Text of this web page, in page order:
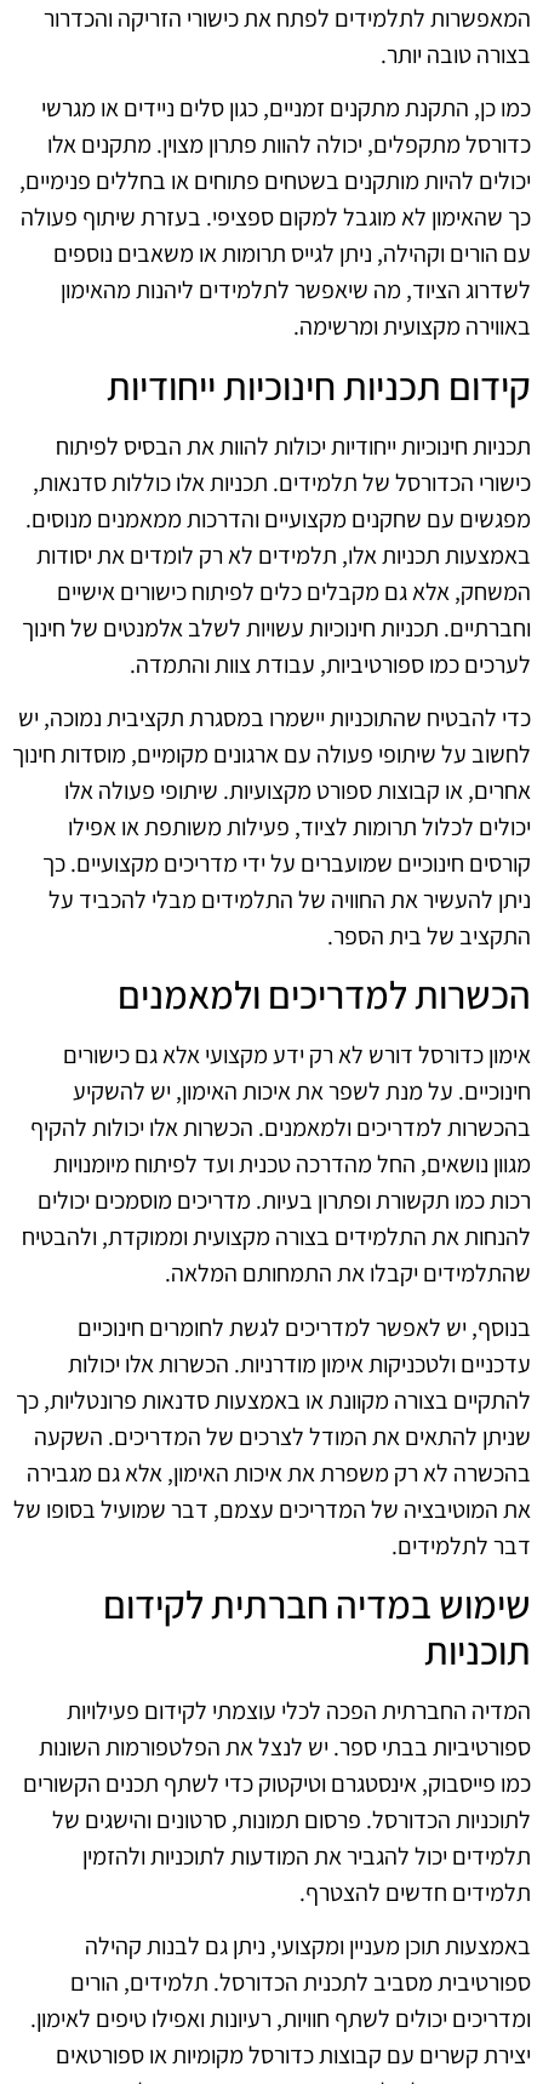
המאפשרות לתלמידים לפתח את כישורי הזריקה והכדרור
בצורה טובה יותר.
כמו כן, התקנת מתקנים זמניים, כגון סלים ניידים או מגרשי
כדורסל מתקפלים, יכולה להוות פתרון מצוין. מתקנים אלו
יכולים להיות מותקנים בשטחים פתוחים או בחללים פנימיים,
כך שהאימון לא מוגבל למקום ספציפי. בעזרת שיתוף פעולה
עם הורים וקהילה, ניתן לגייס תרומות או משאבים נוספים
לשדרוג הציוד, מה שיאפשר לתלמידים ליהנות מהאימון
באווירה מקצועית ומרשימה.
קידום תכניות חינוכיות ייחודיות
תכניות חינוכיות ייחודיות יכולות להוות את הבסיס לפיתוח
כישורי הכדורסל של תלמידים. תכניות אלו כוללות סדנאות,
מפגשים עם שחקנים מקצועיים והדרכות ממאמנים מנוסים.
באמצעות תכניות אלו, תלמידים לא רק לומדים את יסודות
המשחק, אלא גם מקבלים כלים לפיתוח כישורים אישיים
וחברתיים. תכניות חינוכיות עשויות לשלב אלמנטים של חינוך
לערכים כמו ספורטיביות, עבודת צוות והתמדה.
כדי להבטיח שהתוכניות יישמרו במסגרת תקציבית נמוכה, יש
לחשוב על שיתופי פעולה עם ארגונים מקומיים, מוסדות חינוך
אחרים, או קבוצות ספורט מקצועיות. שיתופי פעולה אלו
יכולים לכלול תרומות לציוד, פעילות משותפת או אפילו
קורסים חינוכיים שמועברים על ידי מדריכים מקצועיים. כך
ניתן להעשיר את החוויה של התלמידים מבלי להכביד על
התקציב של בית הספר.
הכשרות למדריכים ולמאמנים
אימון כדורסל דורש לא רק ידע מקצועי אלא גם כישורים
חינוכיים. על מנת לשפר את איכות האימון, יש להשקיע
בהכשרות למדריכים ולמאמנים. הכשרות אלו יכולות להקיף
מגוון נושאים, החל מהדרכה טכנית ועד לפיתוח מיומנויות
רכות כמו תקשורת ופתרון בעיות. מדריכים מוסמכים יכולים
להנחות את התלמידים בצורה מקצועית וממוקדת, ולהבטיח
שהתלמידים יקבלו את התמחותם המלאה.
בנוסף, יש לאפשר למדריכים לגשת לחומרים חינוכיים
עדכניים ולטכניקות אימון מודרניות. הכשרות אלו יכולות
להתקיים בצורה מקוונת או באמצעות סדנאות פרונטליות, כך
שניתן להתאים את המודל לצרכים של המדריכים. השקעה
בהכשרה לא רק משפרת את איכות האימון, אלא גם מגבירה
את המוטיבציה של המדריכים עצמם, דבר שמועיל בסופו של
דבר לתלמידים.
שימוש במדיה חברתית לקידום
תוכניות
המדיה החברתית הפכה לכלי עוצמתי לקידום פעילויות
ספורטיביות בבתי ספר. יש לנצל את הפלטפורמות השונות
כמו פייסבוק, אינסטגרם וטיקטוק כדי לשתף תכנים הקשורים
לתוכניות הכדורסל. פרסום תמונות, סרטונים והישגים של
תלמידים יכול להגביר את המודעות לתוכניות ולהזמין
תלמידים חדשים להצטרף.
באמצעות תוכן מעניין ומקצועי, ניתן גם לבנות קהילה
ספורטיבית מסביב לתכנית הכדורסל. תלמידים, הורים
ומדריכים יכולים לשתף חוויות, רעיונות ואפילו טיפים לאימון.
יצירת קשרים עם קבוצות כדורסל מקומיות או ספורטאים